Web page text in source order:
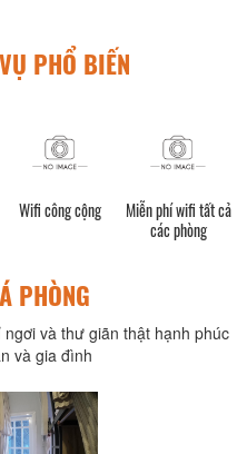
PHỔ BIẾN
Wifi công cộng
Miễn phí wifi tất cả
các phòng
PHÒNG
và thư giãn thật hạnh phúc
và gia đình